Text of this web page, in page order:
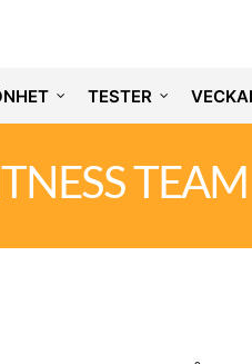
TESTER
TEAM